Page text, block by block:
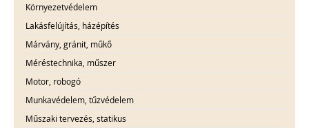
Környezetvédelem
Lakásfelújítás, házépítés
Márvány, gránit, műkő
Méréstechnika, műszer
Motor, robogó
Munkavédelem, tűzvédelem
Műszaki tervezés, statikus